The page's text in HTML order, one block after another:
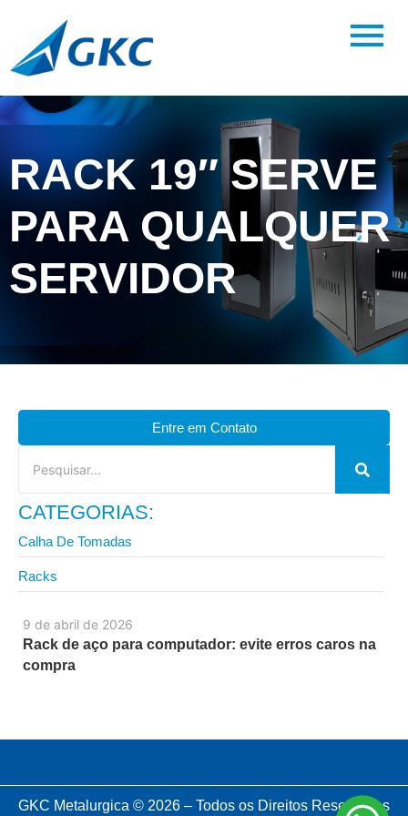
RACK 19″ SERVE
PARA QUALQUER
SERVIDOR
9 de abril de 2026
Rack de aço para computador: evite erros caros na
compra
Entre em Contato
CATEGORIAS:
Calha De Tomadas
Racks
GKC Metalurgica © 2026 – Todos os Direitos Reservados